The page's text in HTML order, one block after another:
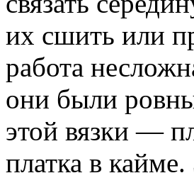
их сшить или
работа
они были
этой вязки —
платка в